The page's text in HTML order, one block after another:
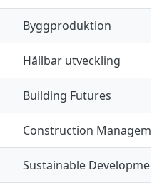
Byggproduktion
Hållbar utveckling
Building Futures
Construction
Sustainable Development